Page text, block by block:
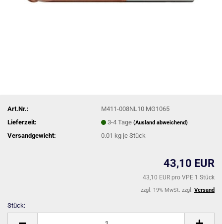
Art.Nr.:
M411-008NL10 MG1065
Lieferzeit:
3-4 Tage(Ausland abweichend)
Versandgewicht: 0.01 kg je Stück
43,10 EUR
43,10 EUR pro VPE 1 Stück
zzgl. 19% MwSt. zzgl. Versand
Stück: